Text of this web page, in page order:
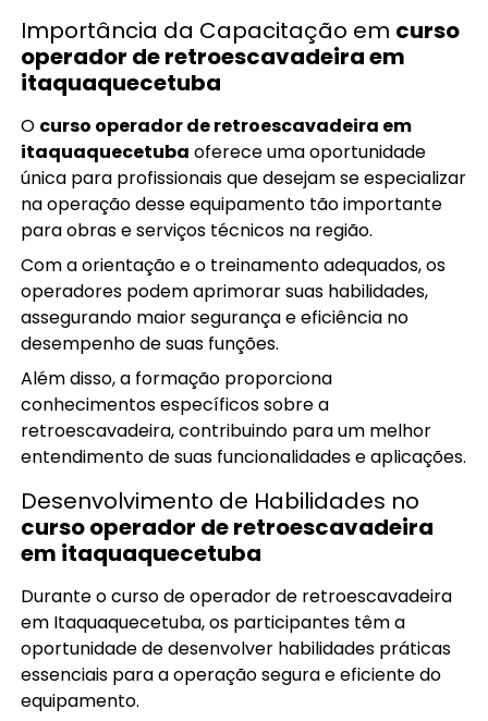
Importância da Capacitação em curso
operador de retroescavadeira em
itaquaquecetuba
O curso operador de retroescavadeira em
itaquaquecetuba oferece uma oportunidade
única para profissionais que desejam se especializar
na operação desse equipamento tão importante
para obras e serviços técnicos na região.
Com a orientação e o treinamento adequados, os
operadores podem aprimorar suas habilidades,
assegurando maior segurança e eficiência no
desempenho de suas funções.
Além disso, a formação proporciona
conhecimentos específicos sobre a
retroescavadeira, contribuindo para um melhor
entendimento de suas funcionalidades e aplicações.
Desenvolvimento de Habilidades no
curso operador de retroescavadeira
em itaquaquecetuba
Durante o curso de operador de retroescavadeira
em Itaquaquecetuba, os participantes têm a
oportunidade de desenvolver habilidades práticas
essenciais para a operação segura e eficiente do
equipamento.